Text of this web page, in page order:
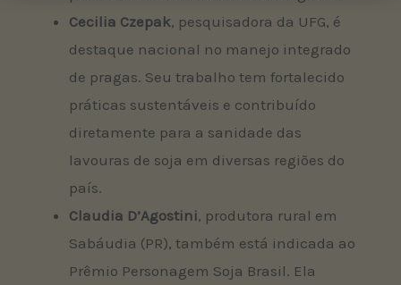
Cecilia Czepak, pesquisadora da UFG, é
destaque nacional no manejo integrado
de pragas. Seu trabalho tem fortalecido
práticas sustentáveis e contribuído
diretamente para a sanidade das
lavouras de soja em diversas regiões do
país.
Claudia D’Agostini, produtora rural em
Sabáudia (PR), também está indicada ao
Prêmio Personagem Soja Brasil. Ela